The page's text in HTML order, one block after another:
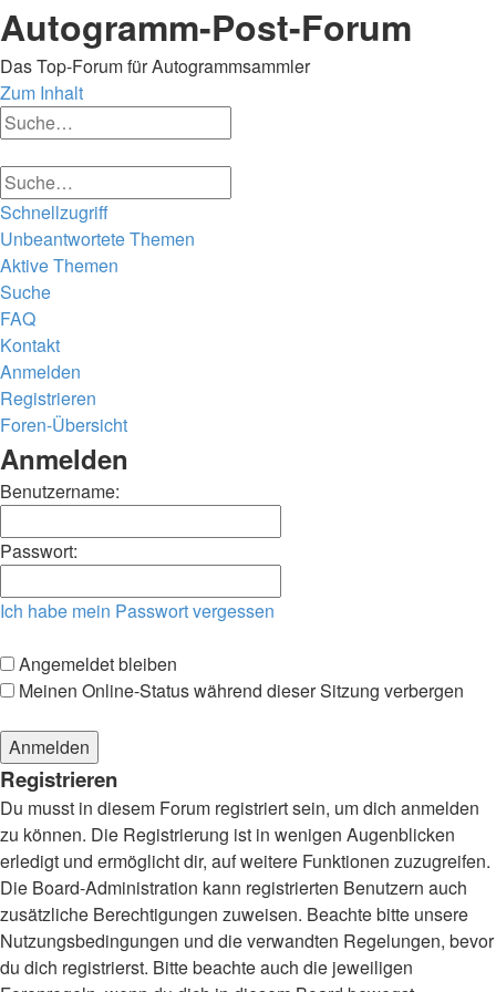
Autogramm-Post-Forum
Das Top-Forum für Autogrammsammler
Zum Inhalt
Schnellzugriff
Unbeantwortete Themen
Aktive Themen
Suche
FAQ
Kontakt
Anmelden
Registrieren
Foren-Übersicht
Suche
Anmelden
Benutzername:
Passwort:
Ich habe mein Passwort vergessen
Angemeldet bleiben
Meinen Online-Status während dieser Sitzung verbergen
Registrieren
Du musst in diesem Forum registriert sein, um dich anmelden
zu können. Die Registrierung ist in wenigen Augenblicken
erledigt und ermöglicht dir, auf weitere Funktionen zuzugreifen.
Die Board-Administration kann registrierten Benutzern auch
zusätzliche Berechtigungen zuweisen. Beachte bitte unsere
Nutzungsbedingungen und die verwandten Regelungen, bevor
du dich registrierst. Bitte beachte auch die jeweiligen